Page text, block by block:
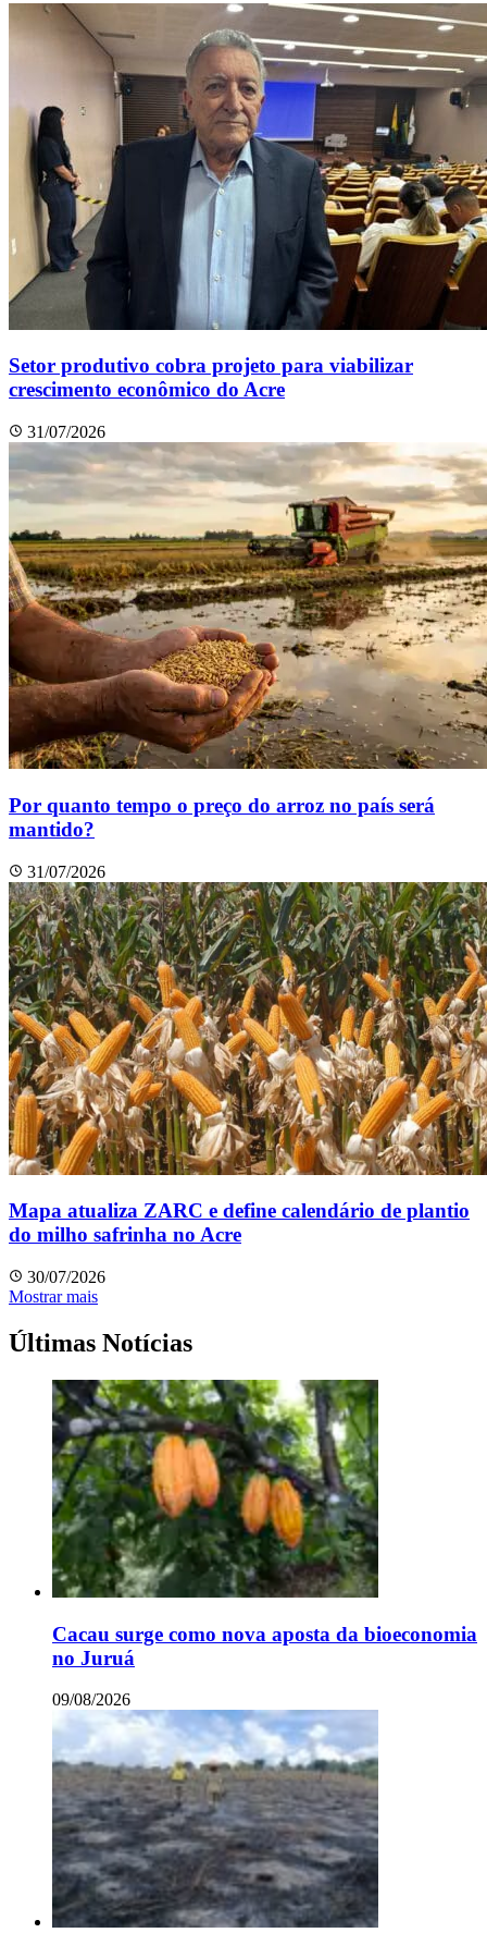
Setor produtivo cobra projeto para viabilizar
crescimento econômico do Acre
31/07/2026
Por quanto tempo o preço do arroz no país será
mantido?
31/07/2026
Mapa atualiza ZARC e define calendário de plantio
do milho safrinha no Acre
30/07/2026
Mostrar mais
Últimas Notícias
Cacau surge como nova aposta da bioeconomia
no Juruá
09/08/2026